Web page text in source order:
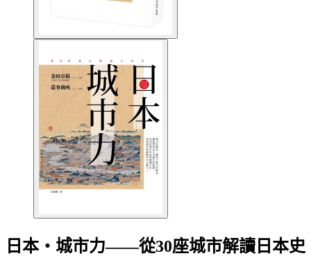
日本‧城市力——從30座城市解讀日本史